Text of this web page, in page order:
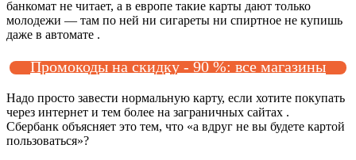
банкомат не читает, а в европе такие карты дают только
молодежи — там по ней ни сигареты ни спиртное не купишь
даже в автомате .
Промокоды на скидку - 90 %: все магазины
Надо просто завести нормальную карту, если хотите покупать
через интернет и тем более на заграничных сайтах .
Сбербанк объясняет это тем, что «а вдруг не вы будете картой
пользоваться»?